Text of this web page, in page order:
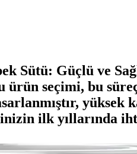
Sütü: Güçlü ve
seçimi, bu
yüksek
ilk yıllarında